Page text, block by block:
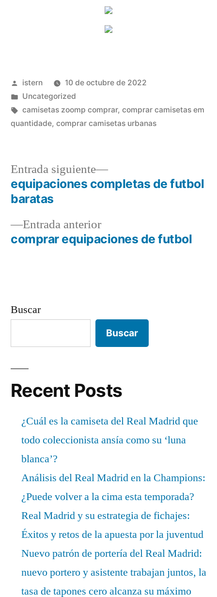
Publicado
por
istern
10 de octubre de 2022
Publicado
en
Uncategorized
Etiquetas:
camisetas zoomp comprar, comprar camisetas em
quantidade, comprar camisetas urbanas
Navegación
entradas
Entrada anteriorEntrada
anterior:
comprar equipaciones de futbol
Entrada siguiente
Entrada
siguiente:
equipaciones completas de futbol
baratas
Buscar
Buscar
Recent Posts
¿Cuál es la camiseta del Real Madrid que
todo coleccionista ansía como su ‘luna
blanca’?
Análisis del Real Madrid en la Champions:
¿Puede volver a la cima esta temporada?
Real Madrid y su estrategia de fichajes:
Éxitos y retos de la apuesta por la juventud
Nuevo patrón de portería del Real Madrid:
nuevo portero y asistente trabajan juntos, la
tasa de tapones cero alcanza su máximo